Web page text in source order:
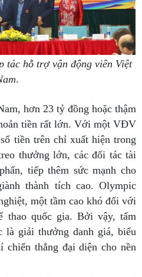
tác hỗ trợ vận động viên Việt
.
hơn 23 tỷ đồng hoặc thậm
tiền rất lớn. Với một VĐV
tiền trên chỉ xuất hiện trong
thưởng lớn, các đối tác tài
tiếp thêm sức mạnh cho
thành tích cao. Olympic
một tầm cao khó đối với
thao quốc gia. Bởi vậy, tấm
là giải thưởng danh giá, biểu
chiến thắng đại diện cho nền